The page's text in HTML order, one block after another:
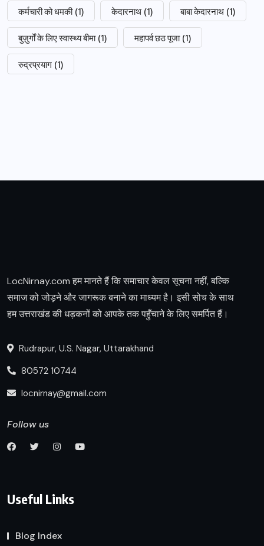
कर्मचारी को धमकी (1) केदारनाथ (1) बाबा केदारनाथ (1)
बुज़ुर्गों के लिए स्वास्थ्य बीमा (1) महापर्व छठ पूजा (1)
रुद्रप्रयाग (1)
LocNirnay.com हम मानते हैं कि समाचार केवल सूचना नहीं, बल्कि
समाज को जोड़ने और जागरूक बनाने का माध्यम है। इसी सोच के साथ
हम उत्तराखंड की धड़कनों को आपके तक पहुँचाने के लिए समर्पित हैं।
Rudrapur, U.S. Nagar, Uttarakhand
80572 10744
locnirnay@gmail.com
Follow us
Useful Links
Blog Index